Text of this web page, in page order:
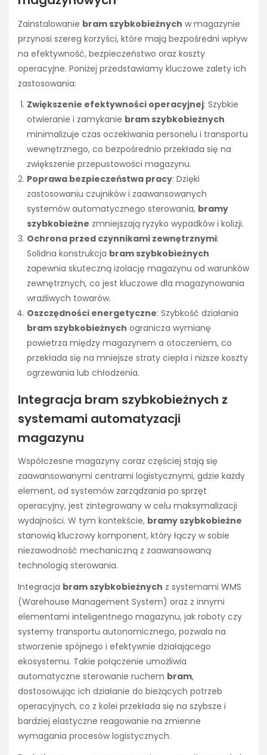
Zainstalowanie bram szybkobieżnych w magazynie
przynosi szereg korzyści, które mają bezpośredni wpływ
na efektywność, bezpieczeństwo oraz koszty
operacyjne. Poniżej przedstawiamy kluczowe zalety ich
zastosowania:
Zwiększenie efektywności operacyjnej: Szybkie
otwieranie i zamykanie bram szybkobieżnych
minimalizuje czas oczekiwania personelu i transportu
wewnętrznego, co bezpośrednio przekłada się na
zwiększenie przepustowości magazynu.
Poprawa bezpieczeństwa pracy: Dzięki
zastosowaniu czujników i zaawansowanych
systemów automatycznego sterowania, bramy
szybkobieżne zmniejszają ryzyko wypadków i kolizji.
Ochrona przed czynnikami zewnętrznymi:
Solidna konstrukcja bram szybkobieżnych
zapewnia skuteczną izolację magazynu od warunków
zewnętrznych, co jest kluczowe dla magazynowania
wrażliwych towarów.
Oszczędności energetyczne: Szybkość działania
bram szybkobieżnych ogranicza wymianę
powietrza między magazynem a otoczeniem, co
przekłada się na mniejsze straty ciepła i niższe koszty
ogrzewania lub chłodzenia.
Integracja bram szybkobieżnych z
systemami automatyzacji
magazynu
Współczesne magazyny coraz częściej stają się
zaawansowanymi centrami logistycznymi, gdzie każdy
element, od systemów zarządzania po sprzęt
operacyjny, jest zintegrowany w celu maksymalizacji
wydajności. W tym kontekście, bramy szybkobieżne
stanowią kluczowy komponent, który łączy w sobie
niezawodność mechaniczną z zaawansowaną
technologią sterowania.
Integracja bram szybkobieżnych z systemami WMS
(Warehouse Management System) oraz z innymi
elementami inteligentnego magazynu, jak roboty czy
systemy transportu autonomicznego, pozwala na
stworzenie spójnego i efektywnie działającego
ekosystemu. Takie połączenie umożliwia
automatyczne sterowanie ruchem bram,
dostosowując ich działanie do bieżących potrzeb
operacyjnych, co z kolei przekłada się na szybsze i
bardziej elastyczne reagowanie na zmienne
wymagania procesów logistycznych.